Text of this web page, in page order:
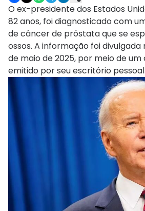
O ex-presidente dos Estados
82 anos, foi diagnosticado com
de câncer de próstata que se
ossos. A informação foi divulgada
de maio de 2025, por meio de
emitido por seu escritório pessoal.